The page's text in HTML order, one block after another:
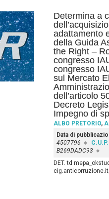
Determina a
adattamento
della Guida
the Right –
congresso
congresso
sul Mercato
dell’articolo
Decreto
Impegno di
ALBO PRETORIO,
Data di
4507796
C.U.P.
B269DADC93
DET. td